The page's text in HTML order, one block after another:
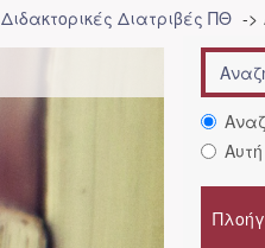
Διδακτορικές Διατριβές ΠΘ